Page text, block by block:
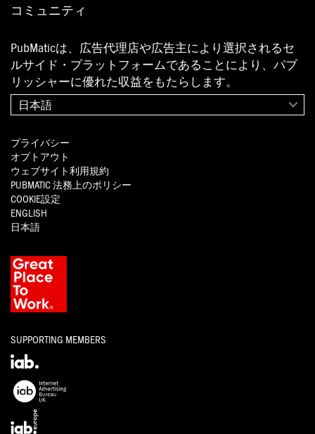
コミュニティ
PubMaticは、広告代理店や広告主により選択されるセ
ルサイド・プラットフォームであることにより、パブ
リッシャーに優れた収益をもたらします。
日本語
プライバシー
オプトアウト
ウェブサイト利用規約
PUBMATIC 法務上のポリシー
COOKIE設定
ENGLISH
日本語
SUPPORTING MEMBERS